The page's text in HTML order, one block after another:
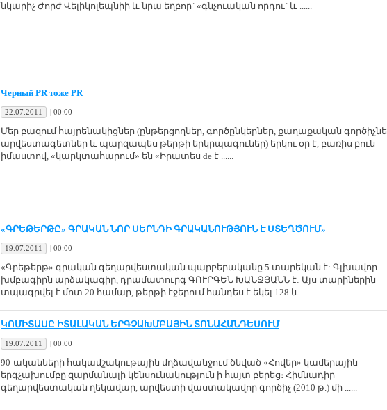
նկարիչ Ժորժ Վելիկոլեպնիի և նրա եղբոր` «գնչուական որդու` և ......
Черный PR тоже PR
22.07.2011 | 00:00
Մեր բազում հայրենակիցներ (ընթերցողներ, գործընկերներ, քաղաքական
արվեստագետներ և պարզապես թերթի երկրպագուներ) երկու օր է, բառիս բուն
իմաստով, «կարկտահարում» են «Իրատես de է ......
«ԳՐԵԹԵՐԹԸ» ԳՐԱԿԱՆ ՆՈՐ ՍԵՐՆԴԻ ԳՐԱԿԱՆՈՒԹՅՈՒՆ Է ՍՏԵՂԾՈՒՄ»
19.07.2011 | 00:00
«Գրեթերթ» գրական գեղարվեստական պարբերականը 5 տարեկան է: Գլխավոր
խմբագիրն արձակագիր, դրամատուրգ ԳՈՒՐԳԵՆ ԽԱՆՋՅԱՆՆ է: Այս տարիներին
տպագրվել է մոտ 20 համար, թերթի էջերում հանդես է եկել 128 և ......
ԿՈՄԻՏԱՍԸ ԻՏԱԼԱԿԱՆ ԵՐԳՉԱԽՄԲԱՅԻՆ ՏՈՆԱՀԱՆԴԵՍՈՒՄ
19.07.2011 | 00:00
90-ականների հակամշակութային մղձավանջում ծնված «Հովեր» կամերային
երգչախումբը զարմանալի կենսունակություն ի հայտ բերեց։ Հիմնադիր
գեղարվեստական ղեկավար, արվեստի վաստակավոր գործիչ (2010 թ.) մի ......